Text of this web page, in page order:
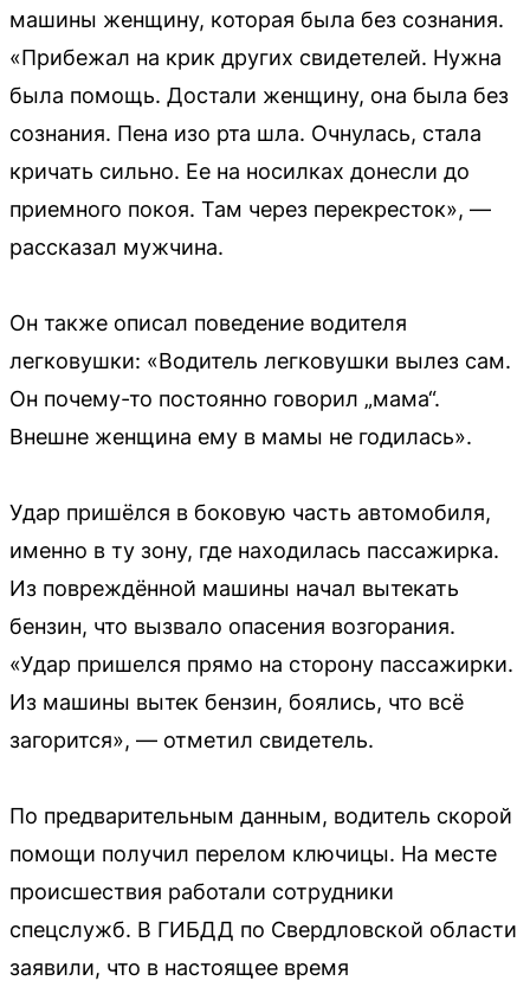
машины женщину, которая была без сознания.
«Прибежал на крик других свидетелей. Нужна
была помощь. Достали женщину, она была без
сознания. Пена изо рта шла. Очнулась, стала
кричать сильно. Ее на носилках донесли до
приемного покоя. Там через перекресток», —
рассказал мужчина.
Он также описал поведение водителя
легковушки: «Водитель легковушки вылез сам.
Он почему-то постоянно говорил „мама“.
Внешне женщина ему в мамы не годилась».
Удар пришёлся в боковую часть автомобиля,
именно в ту зону, где находилась пассажирка.
Из повреждённой машины начал вытекать
бензин, что вызвало опасения возгорания.
«Удар пришелся прямо на сторону пассажирки.
Из машины вытек бензин, боялись, что всё
загорится», — отметил свидетель.
По предварительным данным, водитель скорой
помощи получил перелом ключицы. На месте
происшествия работали сотрудники
спецслужб. В ГИБДД по Свердловской области
заявили, что в настоящее время